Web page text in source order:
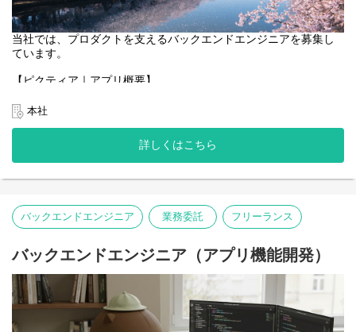
当社では、プロダクトを支えるバックエンドエンジニアを募集し
ています。
【ピクティア｜アプリ概要】
ピクティアは、言語を使わず、写真だけでつながる匿名写真アプ
リです。
同じ場所の変化や記憶を写真として共有できます。
一般的な写真SNSのようなコメントや言語によるやり取りはな
写真そのものが主役となる体験を大切にしています。
言語や文化にとらわれず、誰でも直感的に楽しめるのが特徴で
【業務内容】
- Webアプリケーションの設計・開発・運用
- GCPを用いたシステム構築・改善
- チーム内外との連携による新機能の企画・実装
- パフォーマンス・セキュリティ・可用性の最適化
本社
詳しくはこちら
バックエンドエンジニア 業務委託 フリーランス
バックエンドエンジニア（アプリ機能開発）